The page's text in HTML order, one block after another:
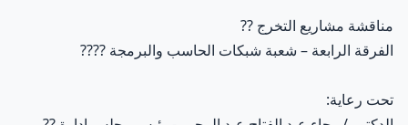
مناقشة مشاريع التخرج ??
الفرقة الرابعة – شعبة شبكات الحاسب والبرمجة ????
تحت رعاية: